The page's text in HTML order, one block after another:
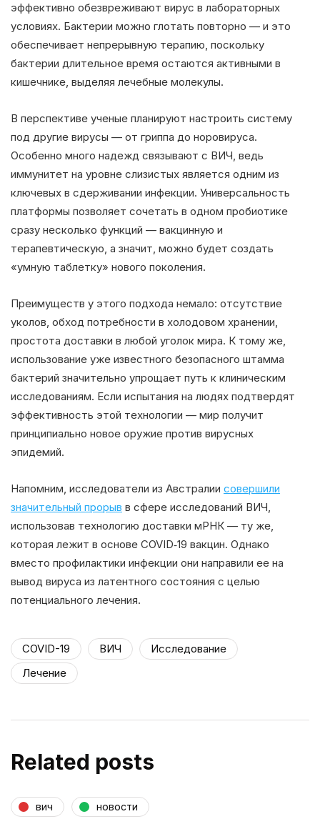
эффективно обезвреживают вирус в лабораторных
условиях. Бактерии можно глотать повторно — и это
обеспечивает непрерывную терапию, поскольку
бактерии длительное время остаются активными в
кишечнике, выделяя лечебные молекулы.
В перспективе ученые планируют настроить систему
под другие вирусы — от гриппа до норовируса.
Особенно много надежд связывают с ВИЧ, ведь
иммунитет на уровне слизистых является одним из
ключевых в сдерживании инфекции. Универсальность
платформы позволяет сочетать в одном пробиотике
сразу несколько функций — вакцинную и
терапевтическую, а значит, можно будет создать
«умную таблетку» нового поколения.
Преимуществ у этого подхода немало: отсутствие
уколов, обход потребности в холодовом хранении,
простота доставки в любой уголок мира. К тому же,
использование уже известного безопасного штамма
бактерий значительно упрощает путь к клиническим
исследованиям. Если испытания на людях подтвердят
эффективность этой технологии — мир получит
принципиально новое оружие против вирусных
эпидемий.
Напомним, исследователи из Австралии совершили
значительный прорыв в сфере исследований ВИЧ,
использовав технологию доставки мРНК — ту же,
которая лежит в основе COVID‑19 вакцин. Однако
вместо профилактики инфекции они направили ее на
вывод вируса из латентного состояния с целью
потенциального лечения.
COVID-19 ВИЧ
Исследование
Лечение
Related posts
вич новости